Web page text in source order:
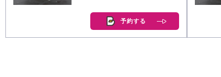
予約する